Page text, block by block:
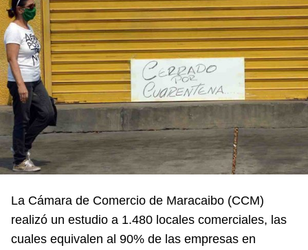
La Cámara de Comercio de Maracaibo (CCM)
realizó un estudio a 1.480 locales comerciales, las
cuales equivalen al 90% de las empresas en